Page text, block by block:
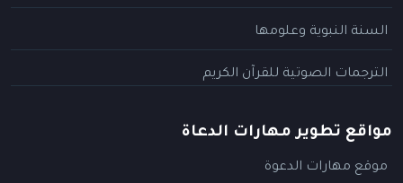
السنة النبوية وعلومها
الترجمات الصوتية للقرآن الكريم
مواقع تطوير مهارات الدعاة
موقع مهارات الدعوة